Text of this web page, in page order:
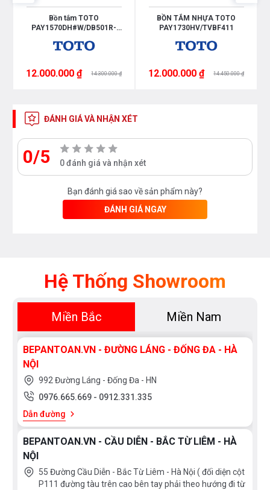
Bồn tắm TOTO
PAY1570DH#W/DB501R-
12.000.000 ₫ 14.300.000 ₫
BỒN TẮM NHỰA TOTO
PAY1730HV/TVBF411
12.000.000 ₫ 14.450.000 ₫
ĐÁNH GIÁ VÀ NHẬN XÉT
0/5 0 đánh giá và nhận xét
Bạn đánh giá sao về sản phẩm này?
ĐÁNH GIÁ NGAY
Hệ Thống Showroom
Miền Bắc Miền Nam
BEPANTOAN.VN - ĐƯỜNG LÁNG - ĐỐNG ĐA - HÀ
NỘI
992 Đường Láng - Đống Đa - HN
0976.665.669 - 0912.331.335
Dẫn đường
BEPANTOAN.VN - CẦU DIỄN - BẮC TỪ LIÊM - HÀ
NỘI
55 Đường Cầu Diễn - Bắc Từ Liêm - Hà Nội ( đối diện cột
P111 đường tàu trên cao bên tay phải theo hướng đi từ